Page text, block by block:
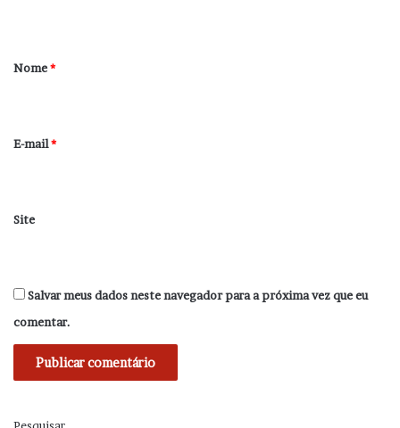
r
*
Nome*
E-mail*
Site
Salvar meus dados neste navegador para a próxima vez que eu
comentar.